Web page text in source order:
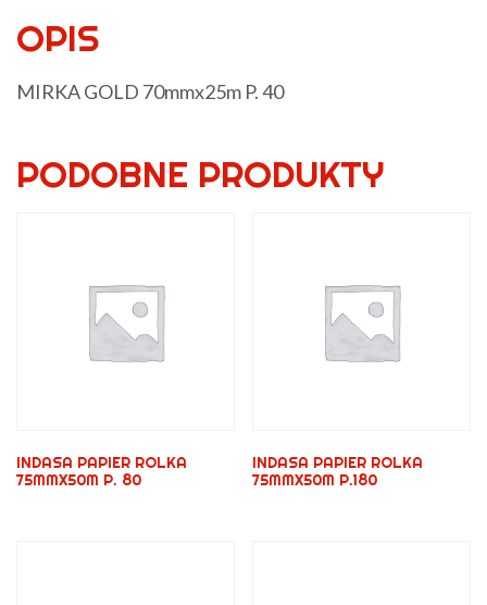
OPIS
MIRKA GOLD 70mmx25m P. 40
PODOBNE PRODUKTY
INDASA PAPIER ROLKA
75MMX50M P. 80
INDASA PAPIER ROLKA
75MMX50M P.180